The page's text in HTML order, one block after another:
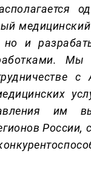
медицинский
но и
Мы
им
России,